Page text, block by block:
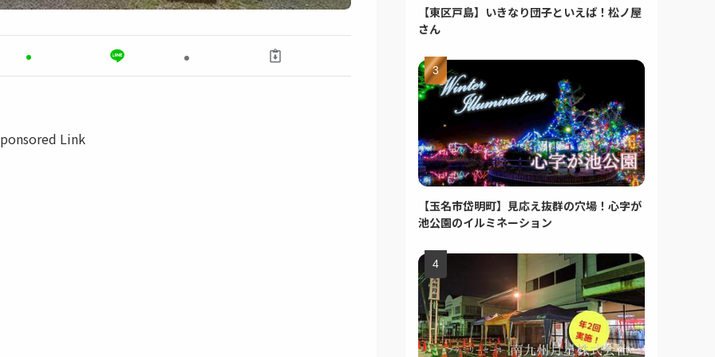
Link
【東区戸島】いきなり団子といえば！松ノ屋
さん
【玉名市岱明町】見応え抜群の穴場！心字が
池公園のイルミネーション